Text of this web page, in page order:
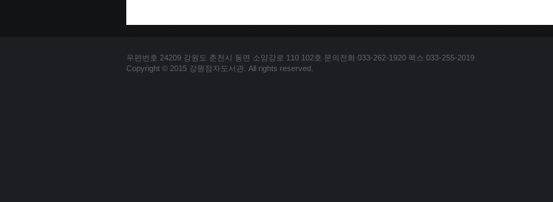
우편번호 24209 강원도 춘천시 동면 소양강로 110 102호 문의전화 033-262-1920 팩스 033-255-2019
Copyright © 2015 강원점자도서관. All rights reserved.